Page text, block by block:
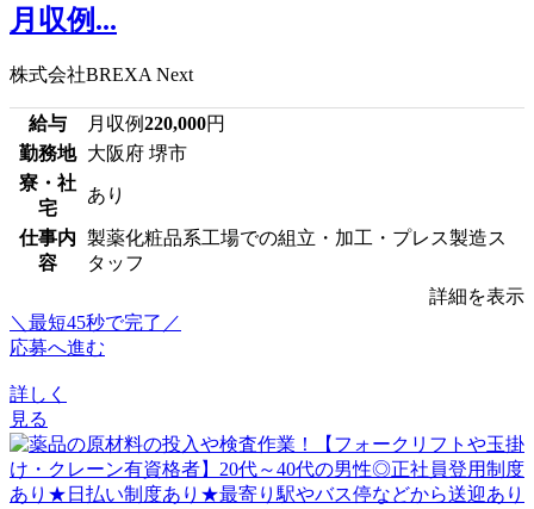
月収例...
株式会社BREXA Next
給与 月収例220,000円
勤務地 大阪府 堺市
寮・社
宅
あり
仕事内
容
製薬化粧品系工場での組立・加工・プレス製造ス
タッフ
詳細を表示
＼最短45秒で完了／
応募へ進む
詳しく
見る